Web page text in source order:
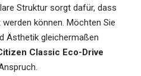
Struktur sorgt dafür, dass
können. Möchten Sie
Ästhetik gleichermaßen
Classic Eco-Drive